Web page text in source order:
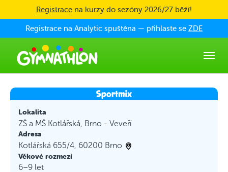
Skip to main content
Registrace na kurzy do sezóny 2026/27 běží!
Registrace na Analytic spuštěna — přihlaste se ZDE
Lokalita
ZŠ a MŠ Kotlářská, Brno - Veveří
Adresa
Kotlářská 655/4, 60200 Brno
Věkové rozmezí
6–9 let